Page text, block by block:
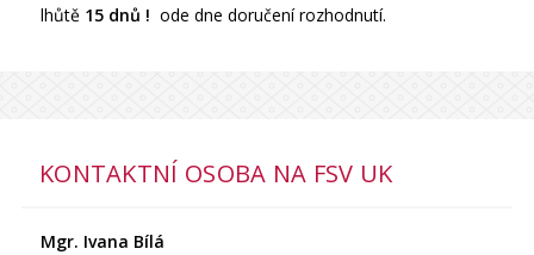
lhůtě 15 dnů ! ode dne doručení rozhodnutí.
KONTAKTNÍ OSOBA NA FSV UK
Mgr. Ivana Bílá